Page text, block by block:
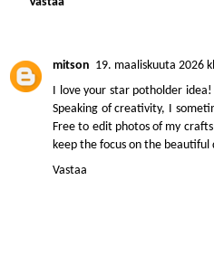
mitson 19. maaliskuuta 2026
I love your star potholder
Speaking of creativity, I
Free to edit photos of my
keep the focus on the beautiful
Vastaa